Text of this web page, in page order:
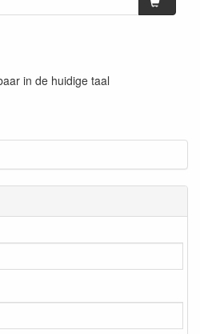
in de huidige taal